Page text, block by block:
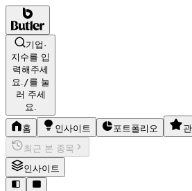
기업·
지수를 입
력해주세
요./를 눌
러 주세
요.
홈 인사이트 포트폴리오
최근 본 종목
인사이트